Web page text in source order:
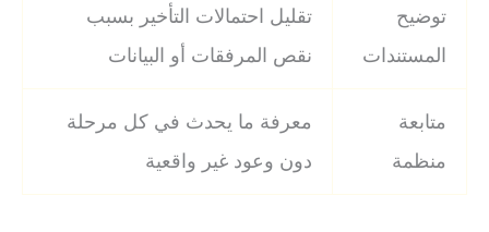
توضيح
المستندات
تقليل احتمالات التأخير بسبب
نقص المرفقات أو البيانات
متابعة
منظمة
معرفة ما يحدث في كل مرحلة
دون وعود غير واقعية